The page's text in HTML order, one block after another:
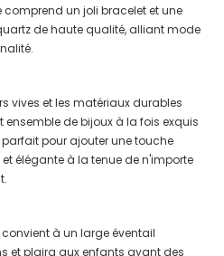
comprend un joli bracelet et une
de haute qualité, alliant mode
vives et les matériaux durables
ensemble de bijoux à la fois exquis
pour ajouter une touche
élégante à la tenue de n'importe
convient à un large éventail
et plaira aux enfants ayant des